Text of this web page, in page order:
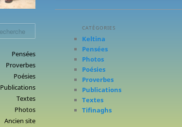
Pensées
Proverbes
Poésies
Publications
Textes
Photos
Ancien site
CATÉGORIES
Keltina
Pensées
Photos
Poésies
Proverbes
Publications
Textes
Tifinaghs